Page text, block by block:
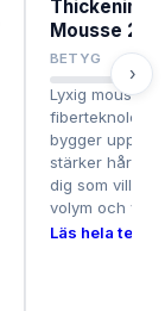
Thickening
Mousse
BETYG
Lyxig mousse
fiberteknologi
bygger upp
stärker håret,
dig som vill ha
volym och
Läs hela testet
›